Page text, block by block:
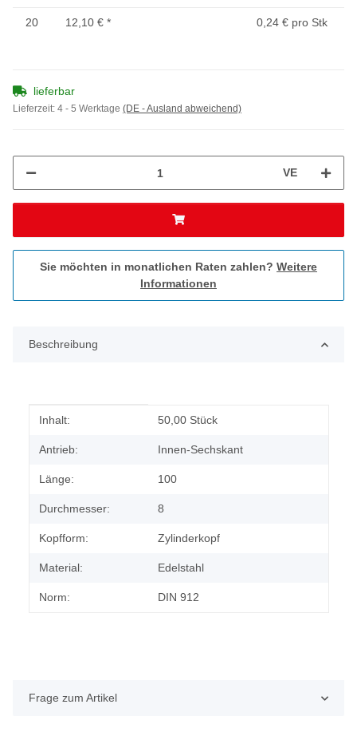
20 12,10 € * 0,24 € pro Stk
lieferbar
Lieferzeit: 4 - 5 Werktage (DE - Ausland abweichend)
VE
Sie möchten in monatlichen Raten zahlen? Weitere
Informationen
Beschreibung
Produkteigenschaft
Wert
Inhalt: 50,00 Stück
Antrieb: Innen-Sechskant
Länge: 100
Durchmesser: 8
Kopfform: Zylinderkopf
Material: Edelstahl
Norm: DIN 912
Frage zum Artikel